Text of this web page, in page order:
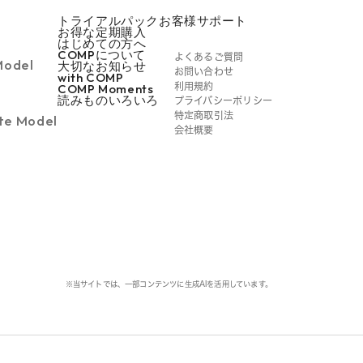
Model
トライアルパック
お得な定期購入
はじめての方へ
COMPについて
大切なお知らせ
with COMP
COMP Moments
読みものいろいろ
お客様サポート
よくあるご質問
お問い合わせ
利用規約
プライバシーポリシー
特定商取引法
会社概要
※当サイトでは、一部コンテンツに生成AIを活用しています。